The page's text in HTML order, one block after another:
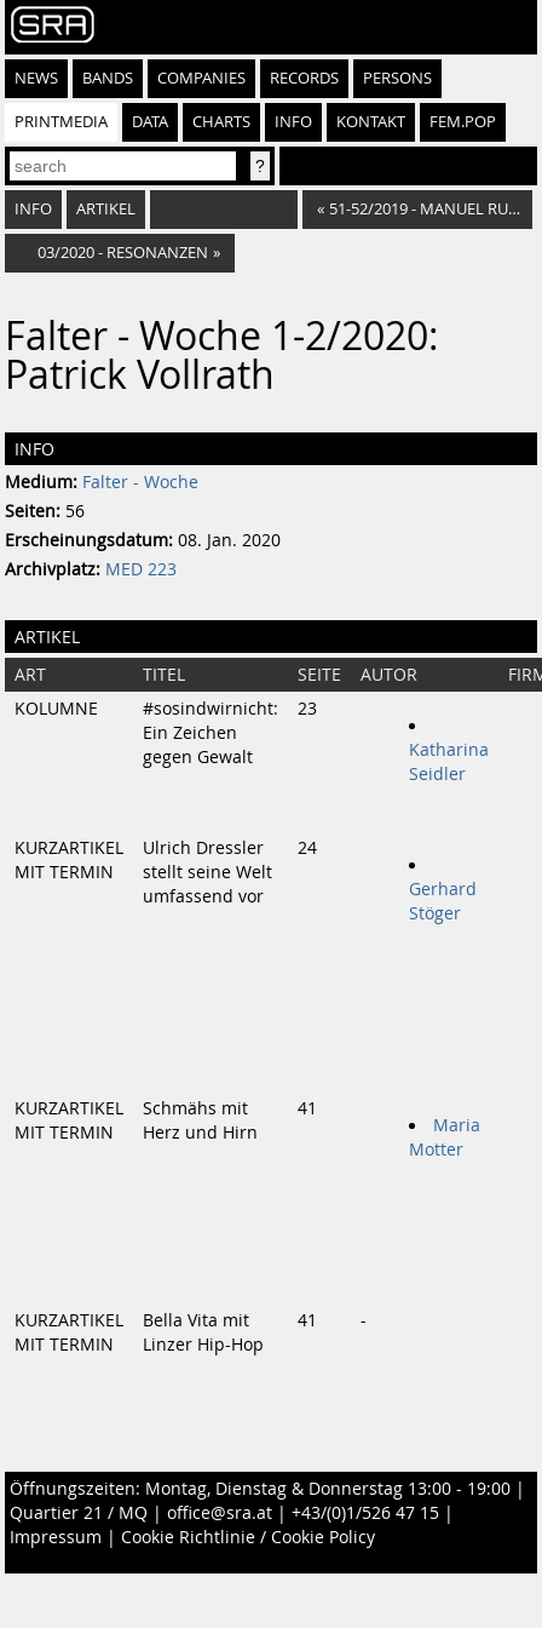
NEWS BANDS COMPANIES RECORDS PERSONS
PRINTMEDIA DATA CHARTS INFO KONTAKT FEM.POP
INFO ARTIKEL « 51-52/2019 - MANUEL RUBEY
03/2020 - RESONANZEN »
Falter - Woche 1-2/2020:
Patrick Vollrath
INFO
Medium: Falter - Woche
Seiten: 56
Erscheinungsdatum: 08. Jan. 2020
Archivplatz: MED 223
ARTIKEL
ART TITEL SEITE AUTOR
KOLUMNE
#sosindwirnicht:
Ein Zeichen
gegen Gewalt
23
Katharina
Seidler
KURZARTIKEL
MIT TERMIN
Ulrich Dressler
stellt seine Welt
umfassend vor
24
Gerhard
Stöger
KURZARTIKEL
MIT TERMIN
Schmähs mit
Herz und Hirn
41
Maria
Motter
KURZARTIKEL
MIT TERMIN
Bella Vita mit
Linzer Hip-Hop
41 -
Öffnungszeiten: Montag, Dienstag & Donnerstag 13:00 - 19:00 |
Quartier 21 / MQ | office@sra.at | +43/(0)1/526 47 15 |
Impressum | Cookie Richtlinie / Cookie Policy